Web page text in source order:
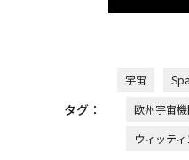
タグ：
宇宙
欧州宇宙
ウィッテ